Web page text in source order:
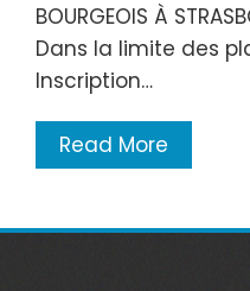
BOURGEOIS À
Dans la limite des
Inscription…
Read More